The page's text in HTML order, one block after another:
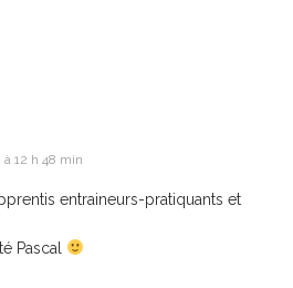
12 h 48 min
entraineurs-pratiquants et
Pascal